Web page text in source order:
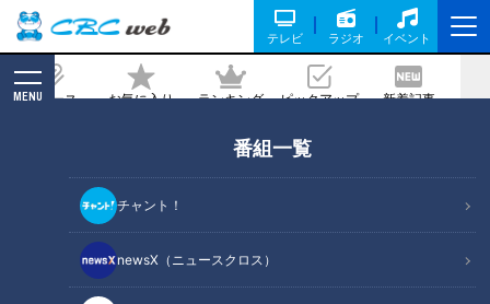
テレビ ラジオ イベント
ニュース お気に入り ランキング ピックアップ 新着記事
MENU
番組一覧
チャント！
newsX（ニュースクロス）
庭でも使える最新「アウトドアスパイ
ス」特集
記事に戻る